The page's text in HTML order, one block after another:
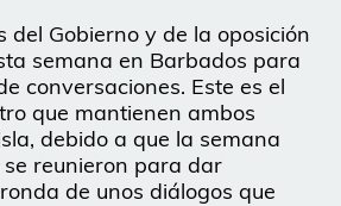
del Gobierno y de la oposición
semana en Barbados para
conversaciones. Este es el
que mantienen ambos
debido a que la semana
reunieron para dar
de unos diálogos que